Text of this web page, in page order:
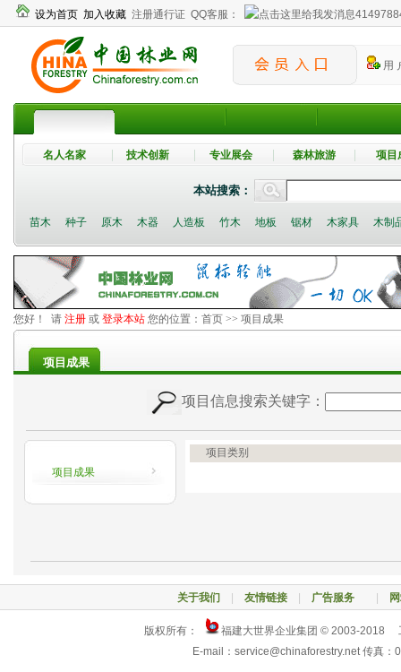
设为首页 加入收藏 注册通行证 QQ客服：
用
名人名家 技术创新 专业展会 森林旅游 项目
本站搜索：
苗木 种子 原木 木器 人造板 竹木 地板 锯材 木家具 木制
您好！ 请 注册 或 登录本站 您的位置： 首页 >> 项目成果
项目成果
项目信息搜索关键字：
项目成果
项目类别
关于我们 友情链接| 广告服务
版权所有：
福建大世界企业集团 © 2003-2018
E-mail：service@chinaforestry.net 传真